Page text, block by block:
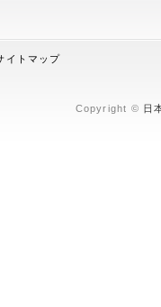
イトマップ
Copyright © 日